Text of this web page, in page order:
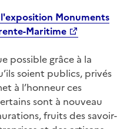
Monuments
Maritime
possible grâce à la
soient publics, privés
à l’honneur ces
sont à nouveau
fruits des savoir-